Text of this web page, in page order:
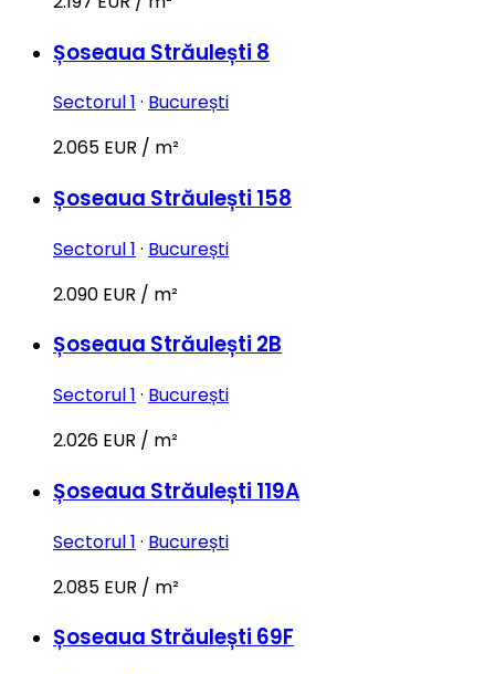
Șoseaua Străulești 8
Sectorul 1 · București
2.065 EUR / m²
Șoseaua Străulești 158
Sectorul 1 · București
2.090 EUR / m²
Șoseaua Străulești 2B
Sectorul 1 · București
2.026 EUR / m²
Șoseaua Străulești 119A
Sectorul 1 · București
2.085 EUR / m²
Șoseaua Străulești 69F